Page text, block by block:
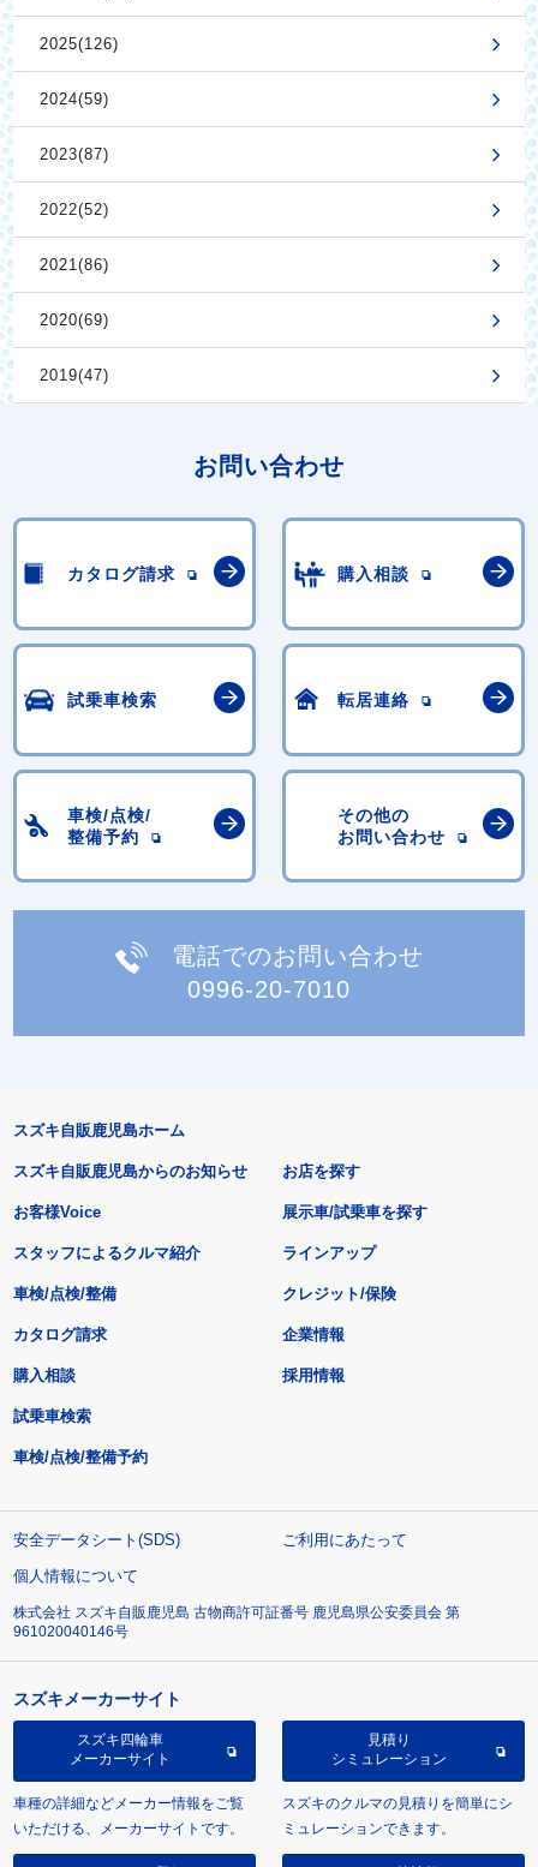
2025(126)
2024(59)
2023(87)
2022(52)
2021(86)
2020(69)
2019(47)
お問い合わせ
カタログ請求 購入相談
試乗車検索 転居連絡
車検/点検/
整備予約
その他の
お問い合わせ
電話でのお問い合わせ
0996-20-7010
スズキ自販鹿児島ホーム
スズキ自販鹿児島からのお知らせ
お客様Voice
スタッフによるクルマ紹介
お店を探す
展示車/試乗車を探す
ラインアップ
車検/点検/整備 クレジット/保険
カタログ請求
購入相談
試乗車検索
車検/点検/整備予約
企業情報
採用情報
安全データシート(SDS)
ご利用にあたって
個人情報について
株式会社 スズキ自販鹿児島 古物商許可証番号 鹿児島県公安委員会 第
961020040146号
スズキメーカーサイト
スズキ四輪車
メーカーサイト
車種の詳細などメーカー情報をご覧
いただける、メーカーサイトです。
見積り
シミュレーション
スズキのクルマの見積りを簡単にシ
ミュレーションできます。